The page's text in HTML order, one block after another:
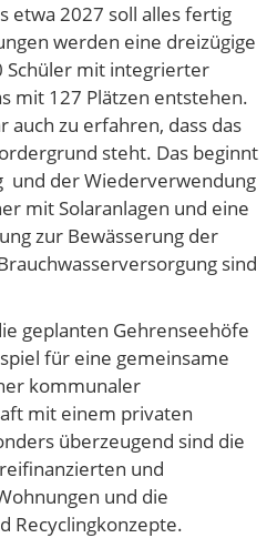
etwa 2027 soll alles fertig
werden eine dreizügige
Schüler mit integrierter
mit 127 Plätzen entstehen.
zu erfahren, dass das
steht. Das beginnt
und der Wiederverwendung
mit Solaranlagen und eine
zur Bewässerung der
sind
geplanten Gehrenseehöfe
für eine gemeinsame
kommunaler
mit einem privaten
überzeugend sind die
und
und die
Recyclingkonzepte.